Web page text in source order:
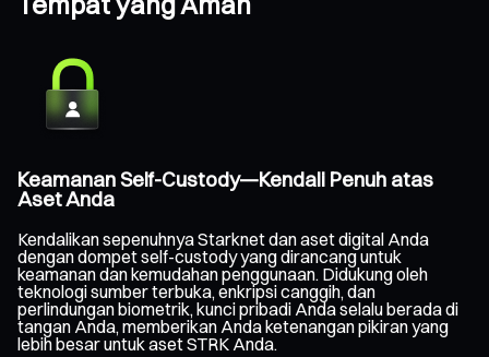
Keamanan Self-Custody—Kendali Penuh atas
Aset Anda
Kendalikan sepenuhnya Starknet dan aset digital Anda
dengan dompet self-custody yang dirancang untuk
keamanan dan kemudahan penggunaan. Didukung oleh
teknologi sumber terbuka, enkripsi canggih, dan
perlindungan biometrik, kunci pribadi Anda selalu berada di
tangan Anda, memberikan Anda ketenangan pikiran yang
lebih besar untuk aset STRK Anda.